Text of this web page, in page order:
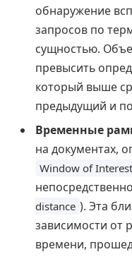
обнаружение
запросов по
сущностью.
превысить
который выше
предыдущий и
Временные
на документах,
Window of Interest
distance ). Эта
зависимости от
времени,